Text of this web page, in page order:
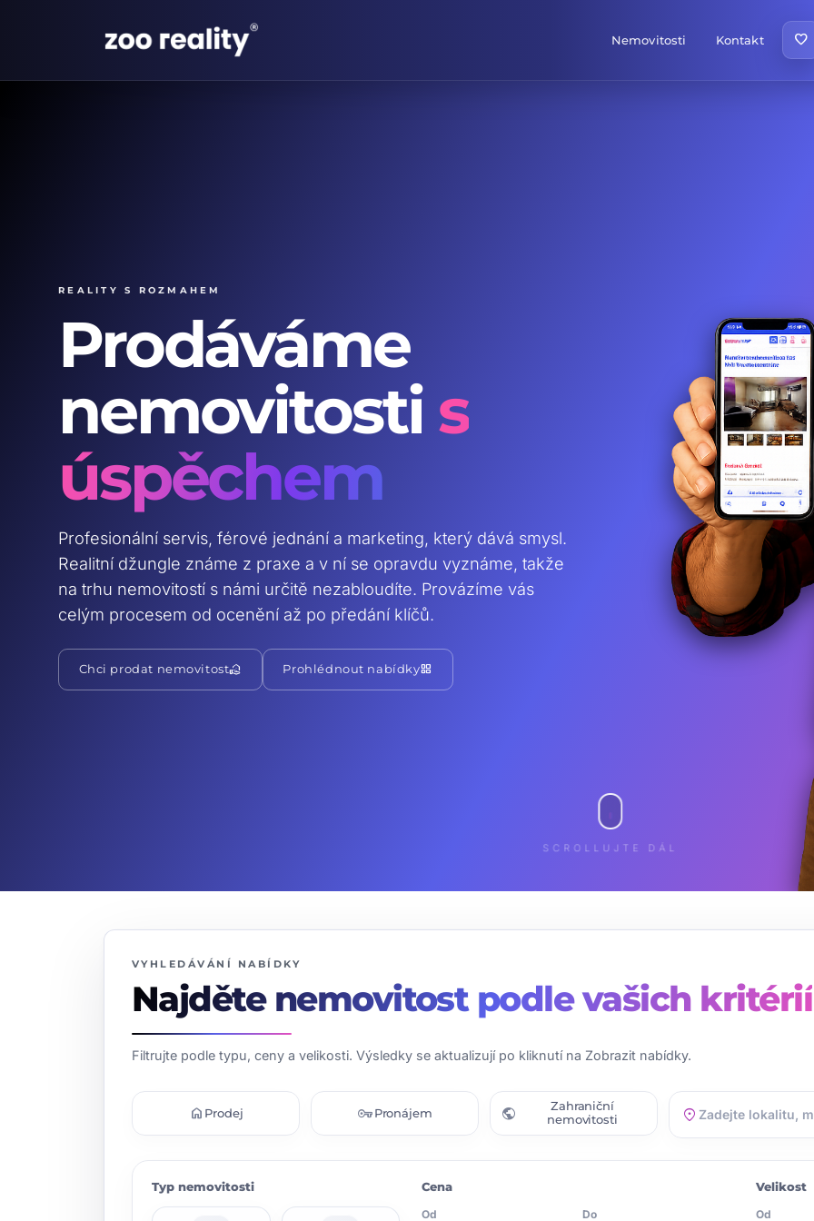
Nemovitosti Kontakt favorite
Reality s rozmahem
Prodáváme
nemovitostis
úspěchem
Profesionální servis, férové jednání a marketing, který dává smysl.
Realitní džungle známe z praxe a v ní se opravdu vyznáme, takže
na trhu nemovitostí s námi určitě nezabloudíte. Provázíme vás
celým procesem od ocenění až po předání klíčů.
Chci prodat nemovitostreal_estate_agent Prohlédnout nabídkygrid_view
SCROLLUJTE DÁL
VYHLEDÁVÁNÍ NABÍDKY
Najděte nemovitost podle vašich kritérií
Filtrujte podle typu, ceny a velikosti. Výsledky se aktualizují po kliknutí na Zobrazit nabídky.
home Prodej vpn_keyPronájem public
Zahraniční
nemovitosti
location_on
Typ nemovitosti Cena
Od Do
Velikost
Od